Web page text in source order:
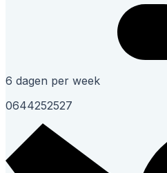
6 dagen per week
0644252527